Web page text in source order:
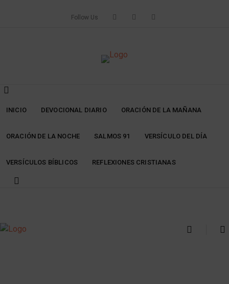
Follow Us
INICIO DEVOCIONAL DIARIO ORACIÓN DE LA MAÑANA
ORACIÓN DE LA NOCHE SALMOS 91 VERSÍCULO DEL DÍA
VERSÍCULOS BÍBLICOS REFLEXIONES CRISTIANAS